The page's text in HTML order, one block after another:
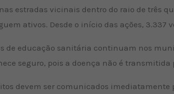
estradas vicinais dentro do raio de três
ativos. Desde o início das ações,
de educação sanitária continuam nos
seguro, pois a doença não é transmitida
devem ser comunicados